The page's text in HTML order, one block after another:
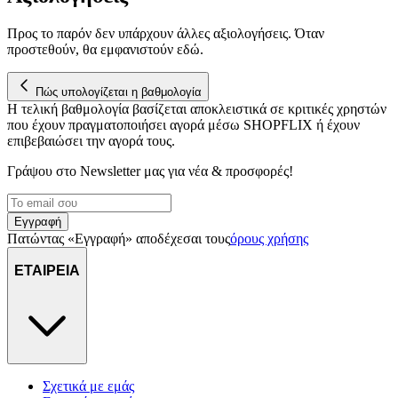
Προς το παρόν δεν υπάρχουν άλλες αξιολογήσεις. Όταν
προστεθούν, θα εμφανιστούν εδώ.
Πώς υπολογίζεται η βαθμολογία
Η τελική βαθμολογία βασίζεται αποκλειστικά σε κριτικές χρηστών
που έχουν πραγματοποιήσει αγορά μέσω SHOPFLIX ή έχουν
επιβεβαιώσει την αγορά τους.
Γράψου στο Νewsletter μας για νέα & προσφορές!
Εγγραφή
Πατώντας «Εγγραφή» αποδέχεσαι τουςόρους χρήσης
ΕΤΑΙΡΕΙΑ
Σχετικά με εμάς